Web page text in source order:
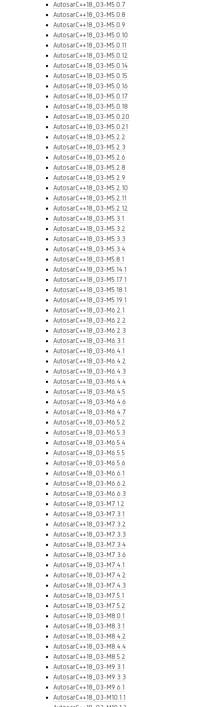
AutosarC++18_03-M5.0.7
AutosarC++18_03-M5.0.8
AutosarC++18_03-M5.0.9
AutosarC++18_03-M5.0.10
AutosarC++18_03-M5.0.11
AutosarC++18_03-M5.0.12
AutosarC++18_03-M5.0.14
AutosarC++18_03-M5.0.15
AutosarC++18_03-M5.0.16
AutosarC++18_03-M5.0.17
AutosarC++18_03-M5.0.18
AutosarC++18_03-M5.0.20
AutosarC++18_03-M5.0.21
AutosarC++18_03-M5.2.2
AutosarC++18_03-M5.2.3
AutosarC++18_03-M5.2.6
AutosarC++18_03-M5.2.8
AutosarC++18_03-M5.2.9
AutosarC++18_03-M5.2.10
AutosarC++18_03-M5.2.11
AutosarC++18_03-M5.2.12
AutosarC++18_03-M5.3.1
AutosarC++18_03-M5.3.2
AutosarC++18_03-M5.3.3
AutosarC++18_03-M5.3.4
AutosarC++18_03-M5.8.1
AutosarC++18_03-M5.14.1
AutosarC++18_03-M5.17.1
AutosarC++18_03-M5.18.1
AutosarC++18_03-M5.19.1
AutosarC++18_03-M6.2.1
AutosarC++18_03-M6.2.2
AutosarC++18_03-M6.2.3
AutosarC++18_03-M6.3.1
AutosarC++18_03-M6.4.1
AutosarC++18_03-M6.4.2
AutosarC++18_03-M6.4.3
AutosarC++18_03-M6.4.4
AutosarC++18_03-M6.4.5
AutosarC++18_03-M6.4.6
AutosarC++18_03-M6.4.7
AutosarC++18_03-M6.5.2
AutosarC++18_03-M6.5.3
AutosarC++18_03-M6.5.4
AutosarC++18_03-M6.5.5
AutosarC++18_03-M6.5.6
AutosarC++18_03-M6.6.1
AutosarC++18_03-M6.6.2
AutosarC++18_03-M6.6.3
AutosarC++18_03-M7.1.2
AutosarC++18_03-M7.3.1
AutosarC++18_03-M7.3.2
AutosarC++18_03-M7.3.3
AutosarC++18_03-M7.3.4
AutosarC++18_03-M7.3.6
AutosarC++18_03-M7.4.1
AutosarC++18_03-M7.4.2
AutosarC++18_03-M7.4.3
AutosarC++18_03-M7.5.1
AutosarC++18_03-M7.5.2
AutosarC++18_03-M8.0.1
AutosarC++18_03-M8.3.1
AutosarC++18_03-M8.4.2
AutosarC++18_03-M8.4.4
AutosarC++18_03-M8.5.2
AutosarC++18_03-M9.3.1
AutosarC++18_03-M9.3.3
AutosarC++18_03-M9.6.1
AutosarC++18_03-M10.1.1